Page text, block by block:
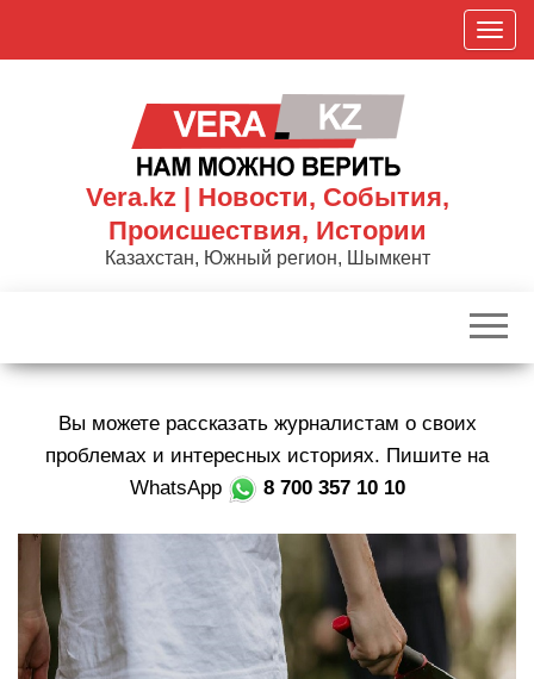
П
о
к
р
а
ц
Vera.kz | Новости, События,
Происшествия, Истории
Казахстан, Южный регион, Шымкент
Вы можете рассказать журналистам о своих
проблемах и интересных историях. Пишите на
WhatsApp
8 700 357 10 10